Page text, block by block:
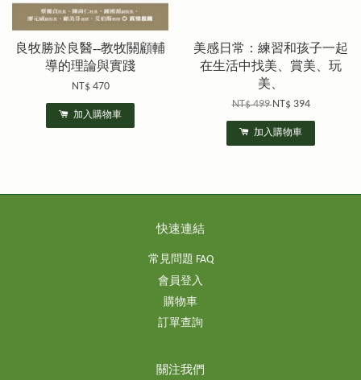
良牧勝於良醫--教牧關顧輔
導的理論與實踐
NT$ 470
加入購物車
美感日常：練習和孩子一起
在生活中找美、賞美、玩
美、
NT$ 499NT$ 394
加入購物車
快速連結
常見問題 FAQ
會員登入
購物車
訂單查詢
關注我們